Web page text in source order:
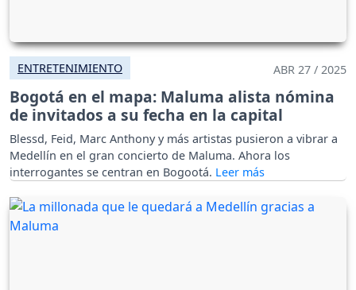
ENTRETENIMIENTO ABR 27 / 2025
Bogotá en el mapa: Maluma alista nómina
de invitados a su fecha en la capital
Blessd, Feid, Marc Anthony y más artistas pusieron a vibrar a
Medellín en el gran concierto de Maluma. Ahora los
interrogantes se centran en Bogootá.